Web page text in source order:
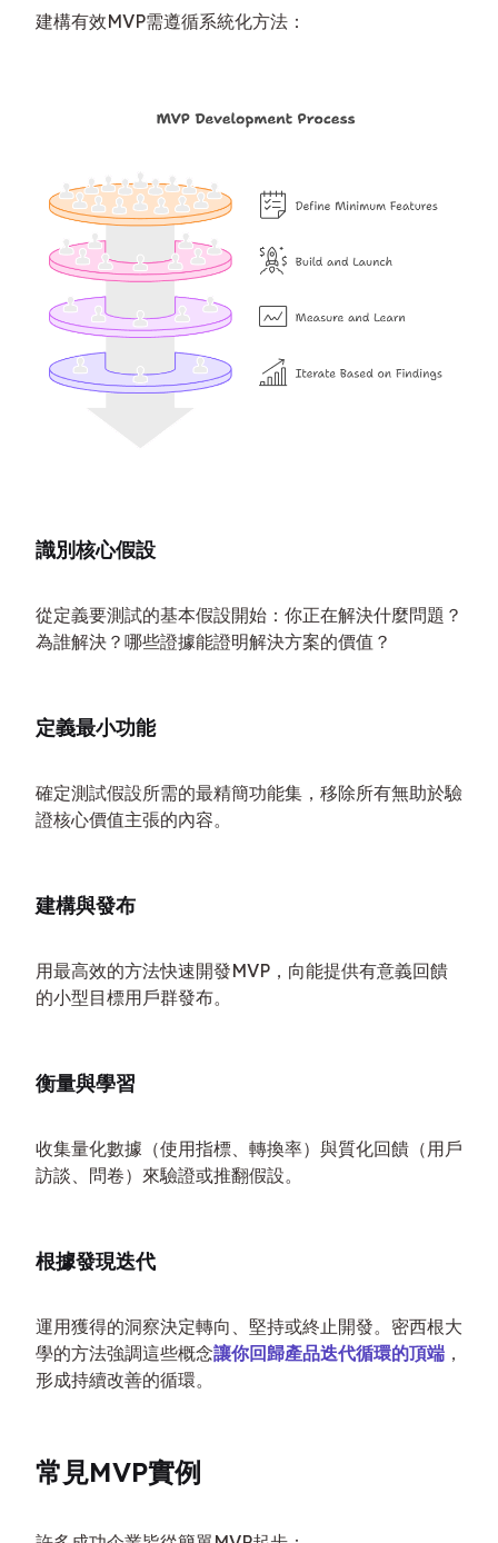
建構有效MVP需遵循系統化方法：
識別核心假設
從定義要測試的基本假設開始：你正在解決什麼問題？
為誰解決？哪些證據能證明解決方案的價值？
定義最小功能
確定測試假設所需的最精簡功能集，移除所有無助於驗
證核心價值主張的內容。
建構與發布
用最高效的方法快速開發MVP，向能提供有意義回饋
的小型目標用戶群發布。
衡量與學習
收集量化數據（使用指標、轉換率）與質化回饋（用戶
訪談、問卷）來驗證或推翻假設。
根據發現迭代
運用獲得的洞察決定轉向、堅持或終止開發。密西根大
學的方法強調這些概念讓你回歸產品迭代循環的頂端 ，
形成持續改善的循環。
常見MVP實例